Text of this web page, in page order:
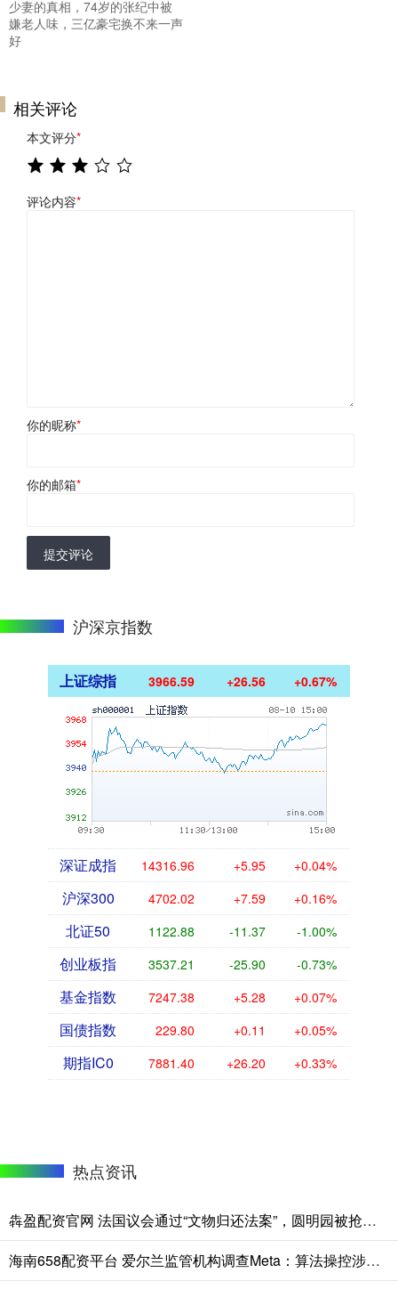
少妻的真相，74岁的张纪中被
嫌老人味，三亿豪宅换不来一声
好
相关评论
本文评分*
评论内容*
你的昵称*
你的邮箱*
提交评论
沪深京指数
上证综指 3966.59 +26.56 +0.67%
深证成指 14316.96 +5.95 +0.04%
沪深300 4702.02 +7.59 +0.16%
北证50 1122.88 -11.37 -1.00%
创业板指 3537.21 -25.90 -0.73%
基金指数 7247.38 +5.28 +0.07%
国债指数 229.80 +0.11 +0.05%
期指IC0 7881.40 +26.20 +0.33%
热点资讯
犇盈配资官网 法国议会通过“文物归还法案”，圆明园被抢文物能回家吗？专家：还有很长的路要走
海南658配资平台 爱尔兰监管机构调查Meta：算法操控涉嫌违反欧盟数字服务法